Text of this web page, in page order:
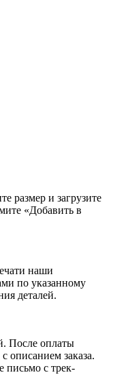
размер и загрузите
«Добавить в
наши
по указанному
деталей.
После оплаты
описанием заказа.
письмо с трек-